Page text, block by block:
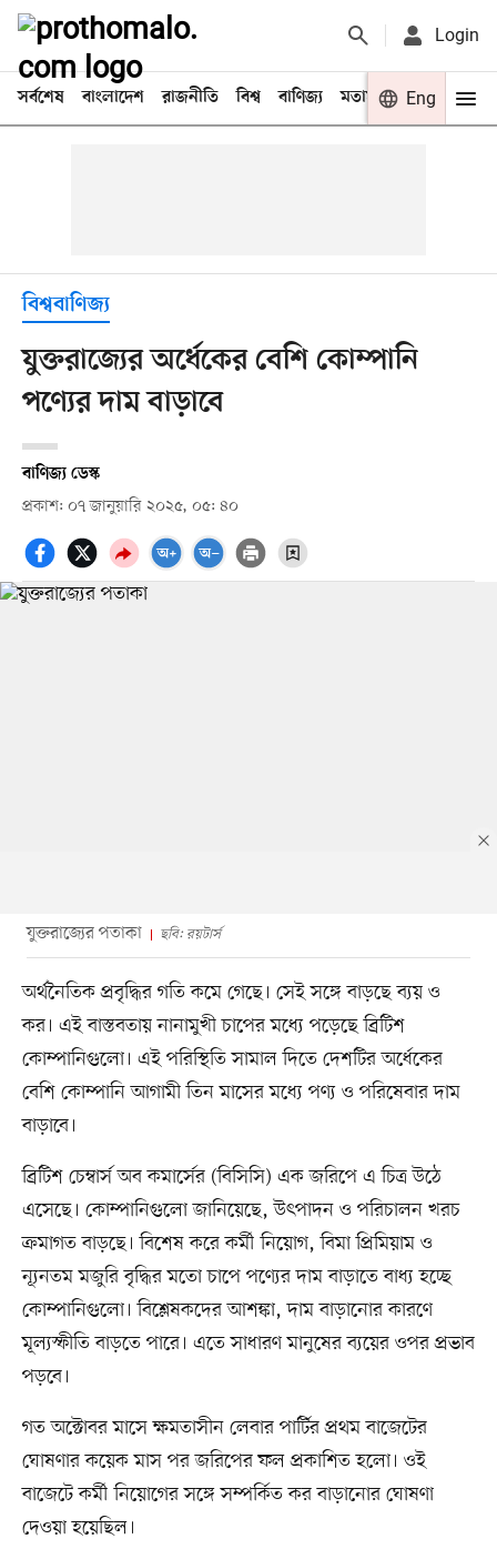
Login
সর্বশেষ বাংলাদেশ রাজনীতি বিশ্ব বাণিজ্য মতামত খেলা
Eng
বিশ্ববাণিজ্য
যুক্তরাজ্যের অর্ধেকের বেশি কোম্পানি
পণ্যের দাম বাড়াবে
বাণিজ্য ডেস্ক
প্রকাশ: ০৭ জানুয়ারি ২০২৫, ০৫: ৪০
যুক্তরাজ্যের পতাকা ছবি: রয়টার্স
অর্থনৈতিক প্রবৃদ্ধির গতি কমে গেছে। সেই সঙ্গে বাড়ছে ব্যয় ও
কর। এই বাস্তবতায় নানামুখী চাপের মধ্যে পড়েছে ব্রিটিশ
কোম্পানিগুলো। এই পরিস্থিতি সামাল দিতে দেশটির অর্ধেকের
বেশি কোম্পানি আগামী তিন মাসের মধ্যে পণ্য ও পরিষেবার দাম
বাড়াবে।
ব্রিটিশ চেম্বার্স অব কমার্সের (বিসিসি) এক জরিপে এ চিত্র উঠে
এসেছে। কোম্পানিগুলো জানিয়েছে, উৎপাদন ও পরিচালন খরচ
ক্রমাগত বাড়ছে। বিশেষ করে কর্মী নিয়োগ, বিমা প্রিমিয়াম ও
ন্যূনতম মজুরি বৃদ্ধির মতো চাপে পণ্যের দাম বাড়াতে বাধ্য হচ্ছে
কোম্পানিগুলো। বিশ্লেষকদের আশঙ্কা, দাম বাড়ানোর কারণে
মূল্যস্ফীতি বাড়তে পারে। এতে সাধারণ মানুষের ব্যয়ের ওপর প্রভাব
পড়বে।
গত অক্টোবর মাসে ক্ষমতাসীন লেবার পার্টির প্রথম বাজেটের
ঘোষণার কয়েক মাস পর জরিপের ফল প্রকাশিত হলো। ওই
বাজেটে কর্মী নিয়োগের সঙ্গে সম্পর্কিত কর বাড়ানোর ঘোষণা
দেওয়া হয়েছিল।